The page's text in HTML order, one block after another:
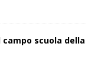
campo scuola della